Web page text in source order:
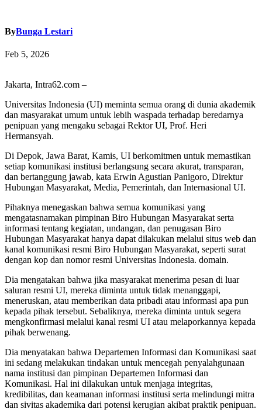
ByBunga Lestari
Feb 5, 2026
Jakarta, Intra62.com –
Universitas Indonesia (UI) meminta semua orang di dunia akademik
dan masyarakat umum untuk lebih waspada terhadap beredarnya
penipuan yang mengaku sebagai Rektor UI, Prof. Heri
Hermansyah.
Di Depok, Jawa Barat, Kamis, UI berkomitmen untuk memastikan
setiap komunikasi institusi berlangsung secara akurat, transparan,
dan bertanggung jawab, kata Erwin Agustian Panigoro, Direktur
Hubungan Masyarakat, Media, Pemerintah, dan Internasional UI.
Pihaknya menegaskan bahwa semua komunikasi yang
mengatasnamakan pimpinan Biro Hubungan Masyarakat serta
informasi tentang kegiatan, undangan, dan penugasan Biro
Hubungan Masyarakat hanya dapat dilakukan melalui situs web dan
kanal komunikasi resmi Biro Hubungan Masyarakat, seperti surat
dengan kop dan nomor resmi Universitas Indonesia. domain.
Dia mengatakan bahwa jika masyarakat menerima pesan di luar
saluran resmi UI, mereka diminta untuk tidak menanggapi,
meneruskan, atau memberikan data pribadi atau informasi apa pun
kepada pihak tersebut. Sebaliknya, mereka diminta untuk segera
mengkonfirmasi melalui kanal resmi UI atau melaporkannya kepada
pihak berwenang.
Dia menyatakan bahwa Departemen Informasi dan Komunikasi saat
ini sedang melakukan tindakan untuk mencegah penyalahgunaan
nama institusi dan pimpinan Departemen Informasi dan
Komunikasi. Hal ini dilakukan untuk menjaga integritas,
kredibilitas, dan keamanan informasi institusi serta melindungi mitra
dan sivitas akademika dari potensi kerugian akibat praktik penipuan.